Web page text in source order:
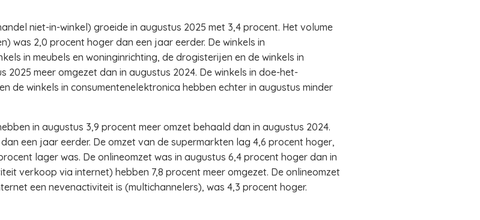
niet-in-winkel) groeide in augustus 2025 met 3,4 procent. Het volume
was 2,0 procent hoger dan een jaar eerder. De winkels in
in meubels en woninginrichting, de drogisterijen en de winkels in
2025 meer omgezet dan in augustus 2024. De winkels in doe-het-
de winkels in consumentenelektronica hebben echter in augustus minder
in augustus 3,9 procent meer omzet behaald dan in augustus 2024.
een jaar eerder. De omzet van de supermarkten lag 4,6 procent hoger,
lager was. De onlineomzet was in augustus 6,4 procent hoger dan in
verkoop via internet) hebben 7,8 procent meer omgezet. De onlineomzet
een nevenactiviteit is (multichannelers), was 4,3 procent hoger.